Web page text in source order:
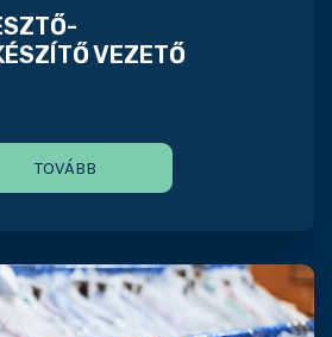
VEZETŐ
TOVÁBB